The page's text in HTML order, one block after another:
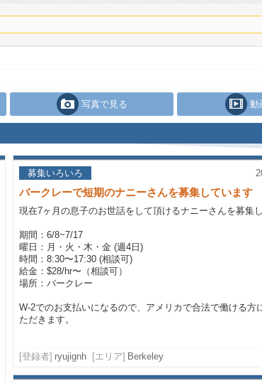
写真で見る 動
募集いろいろ
バークレーで短期のナニーさんを募集しています
現在7ヶ月の息子のお世話をして頂けるナニーさんを募集し
期間：6/8~7/17
曜日：月・火・木・金 (週4日)
時間：8:30〜17:30 (相談可)
給金：$28/hr〜（相談可）
場所：バークレー
W-2でのお支払いになるので、アメリカで合法で働ける方
ただきます。
[登録者] ryujignh [エリア] Berkeley